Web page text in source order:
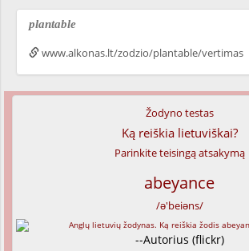
plantable
www.alkonas.lt/zodzio/plantable/vertimas
Žodyno testas
Ką reiškia lietuviškai?
Parinkite teisingą atsakymą
abeyance
/ə'beiəns/
--Autorius (flickr)